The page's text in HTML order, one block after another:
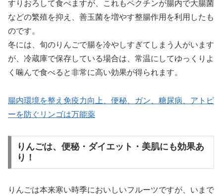
すりおろして食べますが、これもペクチンが腸内で大腸菌
などの繁殖を抑え、善玉菌を増やす整腸作用を利用したも
のです。
冬には、旬のりんごで腸を冷やしすぎてしまう人がいます
が、冷蔵庫で保存している場合は、常温にしてゆっくりよ
く噛んで食べると非常に高い効果が得られます。
腸内環境を整え免疫力向上、便秘、ガン、糖尿病、アトピ
ーを防ぐリンゴは万能薬
りんごは、便秘・ダイエット・美肌にも効果あ
り！
りんごは本来寒い時季においしいフルーツですが、いまで